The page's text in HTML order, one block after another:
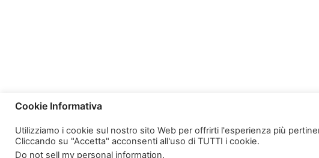
Cookie Informativa
Utilizziamo i cookie sul nostro sito Web per offrirti l'esperienza più
Cliccando su "Accetta" acconsenti all'uso di TUTTI i cookie.
Do not sell my personal information.